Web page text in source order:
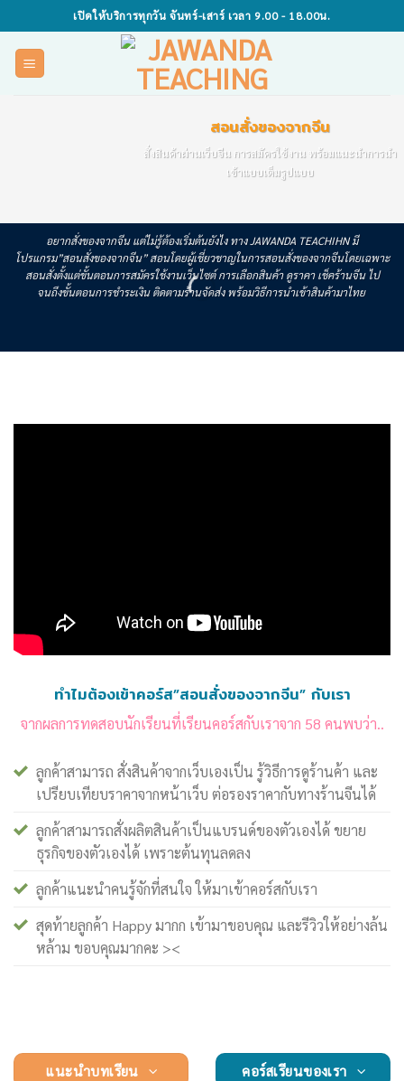
to
content
เปิดให้บริการทุกวัน จันทร์-เสาร์ เวลา 9.00 - 18.00น.
สอนสั่งของจากจีน
สั่งสินค้าผ่านเว็บจีน การสมัครใช้งาน พร้อมแนะนำการนำ
เข้าแบบเต็มรูปแบบ
อยากสั่งของจากจีน แต่ไม่รู้ต้องเริ่มต้นยังไง ทาง JAWANDA TEACHIHN มี
โปรแกรม”สอนสั่งของจากจีน” สอนโดยผู้เชี่ยวชาญในการสอนสั่งของจากจีนโดยเฉพาะ
สอนสั่งตั้งแต่ขั้นตอนการสมัครใช้งานเว็บไซต์ การเลือกสินค้า ดูราคา เช็คร้านจีน ไป
จนถึงขั้นตอนการชำระเงิน ติดตามร้านจัดส่ง พร้อมวิธีการนำเข้าสินค้ามาไทย
ทำไมต้องเข้าคอร์ส”สอนสั่งของจากจีน” กับเรา
จากผลการทดสอบนักเรียนที่เรียนคอร์สกับเราจาก 58 คนพบว่า..
ลูกค้าสามารถ สั่งสินค้าจากเว็บเองเป็น รู้วิธีการดูร้านค้า และ
เปรียบเทียบราคาจากหน้าเว็บ ต่อรองราคากับทางร้านจีนได้
ลูกค้าสามารถสั่งผลิตสินค้าเป็นแบรนด์ของตัวเองได้ ขยาย
ธุรกิจของตัวเองได้ เพราะต้นทุนลดลง
ลูกค้าแนะนำคนรู้จักที่สนใจ ให้มาเข้าคอร์สกับเรา
สุดท้ายลูกค้า Happy มากก เข้ามาขอบคุณ และรีวิวให้อย่างล้น
หล้าม ขอบคุณมากคะ ><
แนะนำบทเรียน คอร์สเรียนของเรา